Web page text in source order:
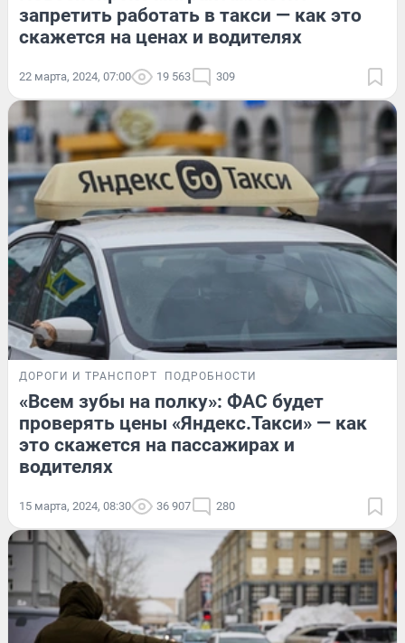
запретить работать в такси — как это
скажется на ценах и водителях
22 марта, 2024, 07:00 19 563 309
ДОРОГИ И ТРАНСПОРТ ПОДРОБНОСТИ
«Всем зубы на полку»: ФАС будет
проверять цены «Яндекс.Такси» — как
это скажется на пассажирах и
водителях
15 марта, 2024, 08:30 36 907 280